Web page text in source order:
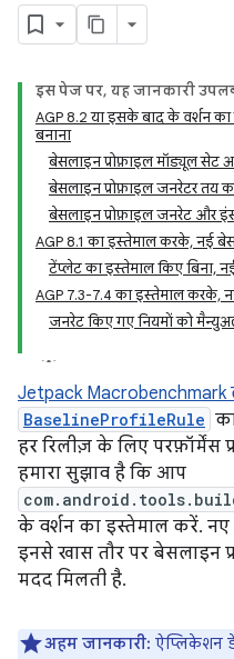
इस पेज पर, यह जानकारी
AGP 8.2 या इसके बाद के वर्शन
बनाना
बेसलाइन प्रोफ़ाइल मॉड्यूल सेट
बेसलाइन प्रोफ़ाइल जनरेटर तय
बेसलाइन प्रोफ़ाइल जनरेट और
AGP 8.1 का इस्तेमाल करके, नई
टेंप्लेट का इस्तेमाल किए बिना,
AGP 7.3-7.4 का इस्तेमाल करके,
जनरेट किए गए नियमों को
Jetpack Macrobenchmark
BaselineProfileRule
हर रिलीज़ के लिए
हमारा सुझाव है कि आप
के वर्शन का इस्तेमाल करें. नए
इनसे खास तौर पर बेसलाइन
मदद मिलती है.
अहम जानकारी: ऐप्लिकेशन